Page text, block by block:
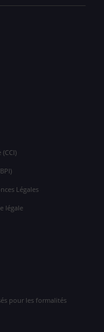
Légales
légale
pour les formalités